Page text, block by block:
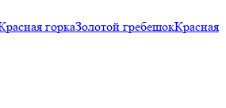
горкаЗолотой гребешокКрасная